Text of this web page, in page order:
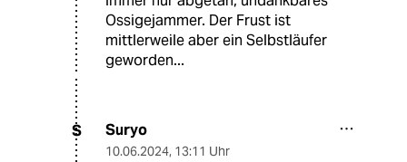
Ossigejammer. Der Frust ist
mittlerweile aber ein Selbstläufer
geworden...
S Suryo
10.06.2024, 13:11 Uhr